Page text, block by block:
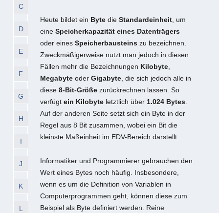
C
D
E
F
G
H
I
J
K
L
Heute bildet ein Bytedie Standardeinheit, um
eine Speicherkapazität eines Datenträgers
oder eines Speicherbausteinszu bezeichnen.
Zweckmäßigerweise nutzt man jedoch in diesen
Fällen mehr die Bezeichnungen Kilobyte,
Megabyteoder Gigabyte, die sich jedoch alle in
diese 8-Bit-Größezurückrechnen lassen. So
verfügt ein Kilobyteletztlich über 1.024 Bytes.
Auf der anderen Seite setzt sich ein Byte in der
Regel aus 8 Bit zusammen, wobei ein Bit die
kleinste Maßeinheit im EDV-Bereich darstellt.
Informatiker und Programmierer gebrauchen den
Wert eines Bytes noch häufig. Insbesondere,
wenn es um die Definition von Variablen in
Computerprogrammen geht, können diese zum
Beispiel als Byte definiert werden. Reine